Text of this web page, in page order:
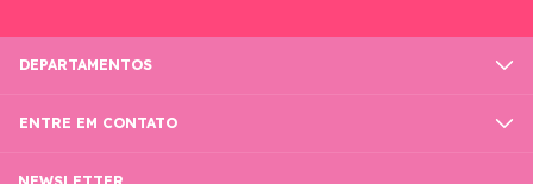
DEPARTAMENTOS
ENTRE EM CONTATO